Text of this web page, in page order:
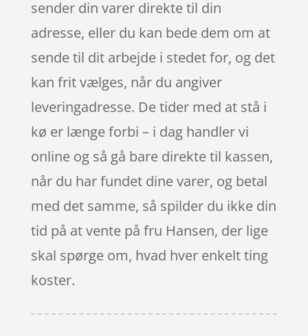
sender din varer direkte til din
adresse, eller du kan bede dem om at
sende til dit arbejde i stedet for, og det
kan frit vælges, når du angiver
leveringadresse. De tider med at stå i
kø er længe forbi – i dag handler vi
online og så gå bare direkte til kassen,
når du har fundet dine varer, og betal
med det samme, så spilder du ikke din
tid på at vente på fru Hansen, der lige
skal spørge om, hvad hver enkelt ting
koster.